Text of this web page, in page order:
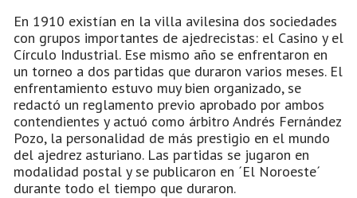
En 1910 existían en la villa avilesina dos sociedades
con grupos importantes de ajedrecistas: el Casino y el
Círculo Industrial. Ese mismo año se enfrentaron en
un torneo a dos partidas que duraron varios meses. El
enfrentamiento estuvo muy bien organizado, se
redactó un reglamento previo aprobado por ambos
contendientes y actuó como árbitro Andrés Fernández
Pozo, la personalidad de más prestigio en el mundo
del ajedrez asturiano. Las partidas se jugaron en
modalidad postal y se publicaron en ´El Noroeste´
durante todo el tiempo que duraron.